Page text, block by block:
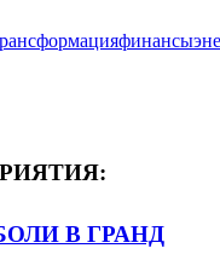
финансы
В ГРАНД